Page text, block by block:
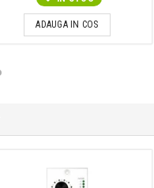
ADAUGA IN COS